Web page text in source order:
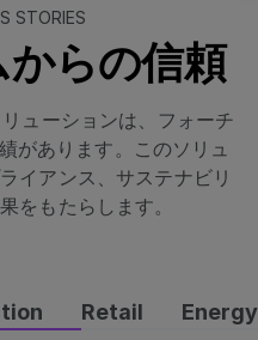
STORIES
らの信頼
ューションは、フォーチ
があります。このソリュ
イアンス、サステナビリ
をもたらします。
Retail Energy